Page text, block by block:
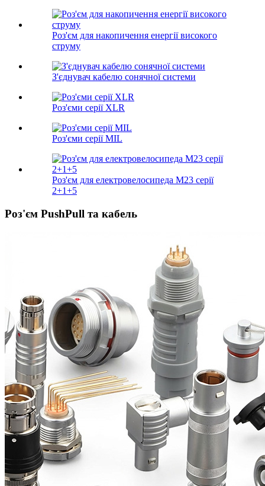
Роз'єм для накопичення енергії високого
струму
З'єднувач кабелю сонячної системи
Роз'єми серії XLR
Роз'єми серії MIL
Роз'єм для електровелосипеда M23 серії
2+1+5
Роз'єм PushPull та кабель